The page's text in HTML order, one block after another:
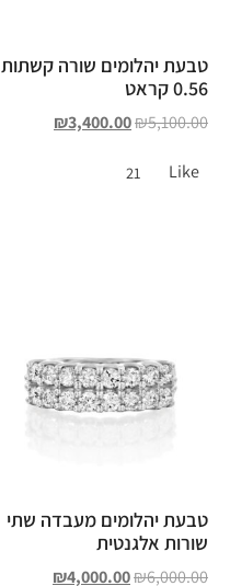
טבעת יהלומים שורה קשתות
0.56 קראט
₪5,100.00
₪3,400.00
Like
21
טבעת יהלומים מעבדה שתי
שורות אלגנטית
₪6,000.00
₪4,000.00